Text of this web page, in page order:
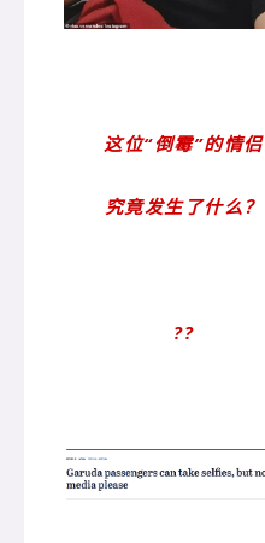
这位“倒霉”的情侣
究竟发生了什么？
??